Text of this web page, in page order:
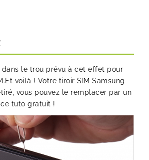
dans le trou prévu à cet effet pour
voilà ! Votre tiroir SIM Samsung
vous pouvez le remplacer par un
tuto gratuit !